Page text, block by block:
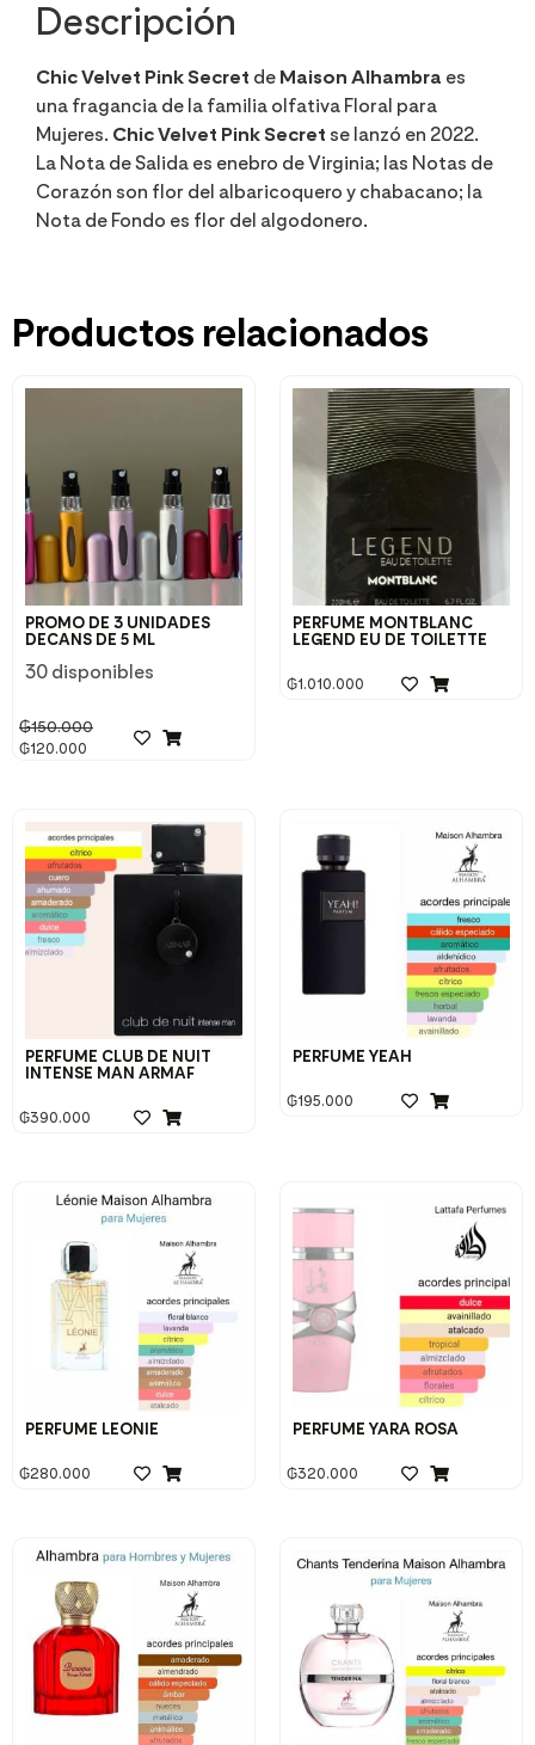
Descripción
Chic Velvet Pink Secret de Maison Alhambra es
una fragancia de la familia olfativa Floral para
Mujeres. Chic Velvet Pink Secret se lanzó en 2022.
La Nota de Salida es enebro de Virginia; las Notas de
Corazón son flor del albaricoquero y chabacano; la
Nota de Fondo es flor del algodonero.
Productos relacionados
PROMO DE 3 UNIDADES
DECANS DE 5 ML
30 disponibles
₲150.000
₲120.000
PERFUME MONTBLANC
LEGEND EU DE TOILETTE
₲1.010.000
PERFUME CLUB DE NUIT
INTENSE MAN ARMAF
₲390.000
PERFUME YEAH
₲195.000
PERFUME LEONIE
₲280.000
PERFUME YARA ROSA
₲320.000